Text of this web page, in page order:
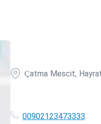
Çatma Mescit,
00902123473333